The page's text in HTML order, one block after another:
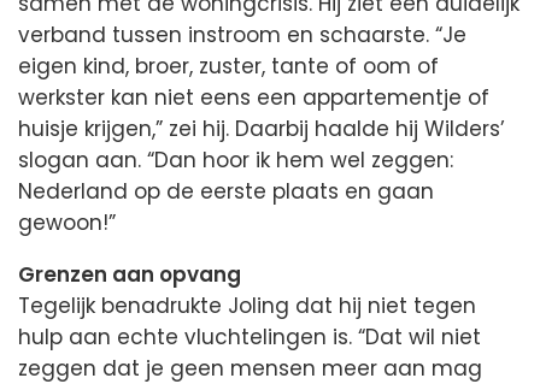
verband tussen instroom en schaarste. “Je
eigen kind, broer, zuster, tante of oom of
werkster kan niet eens een appartementje of
huisje krijgen,” zei hij. Daarbij haalde hij Wilders’
slogan aan. “Dan hoor ik hem wel zeggen:
Nederland op de eerste plaats en gaan
gewoon!”
Grenzen aan opvang
Tegelijk benadrukte Joling dat hij niet tegen
hulp aan echte vluchtelingen is. “Dat wil niet
zeggen dat je geen mensen meer aan mag